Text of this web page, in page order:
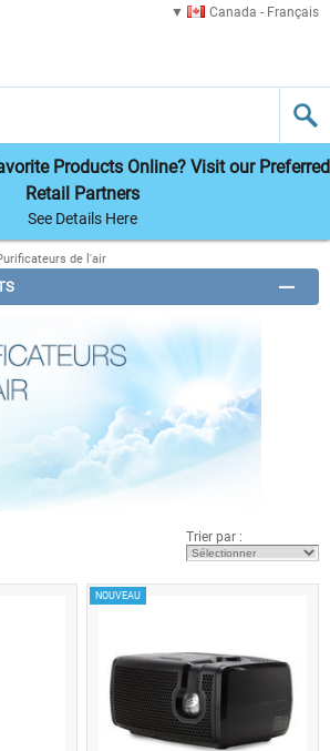
Canada - Français
Products Online? Visit our Preferred
Retail Partners
See Details Here
de l'air
Trier par :
NOUVEAU